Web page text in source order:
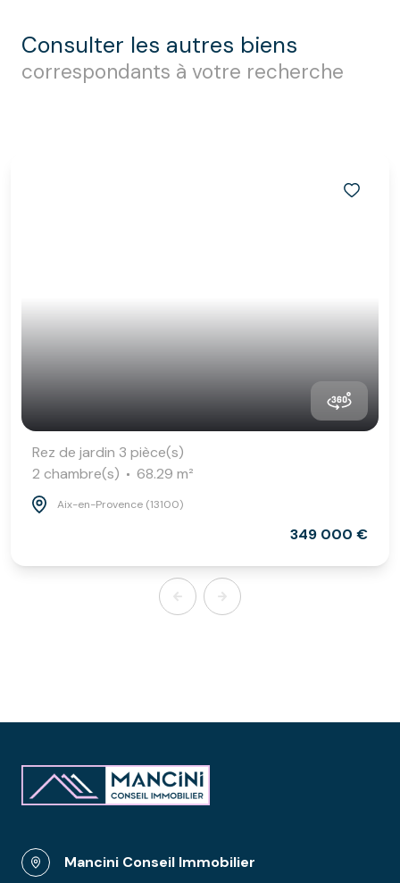
consulter les autres biens
correspondants à votre recherche
Rez de jardin 3 pièce(s)
2 chambre(s)
68.29 m²
Aix-en-Provence (13100)
349 000 €
Mancini Conseil Immobilier